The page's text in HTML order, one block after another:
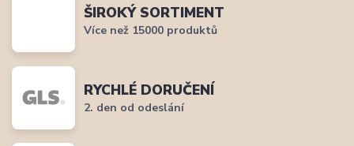
ŠIROKÝ SORTIMENT
Více než 15000 produktů
RYCHLÉ DORUČENÍ
2. den od odeslání